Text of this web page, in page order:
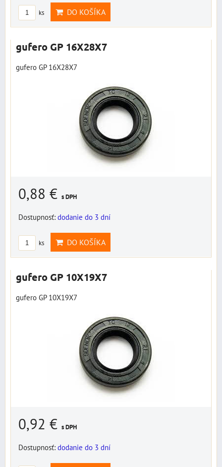
ks DO KOŠÍKA
gufero GP 16X28X7
gufero GP 16X28X7
0,88 € s DPH
Dostupnosť: dodanie do 3 dní
ks DO KOŠÍKA
gufero GP 10X19X7
gufero GP 10X19X7
0,92 € s DPH
Dostupnosť: dodanie do 3 dní